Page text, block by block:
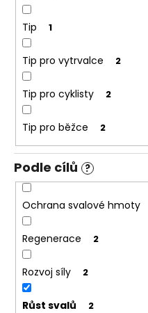
Tip 1
Tip pro vytrvalce 2
Tip pro cyklisty 2
Tip pro běžce 2
Podle cílů ?
Ochrana svalové hmoty
Regenerace 2
Rozvoj síly 2
Růst svalů 2
u
m